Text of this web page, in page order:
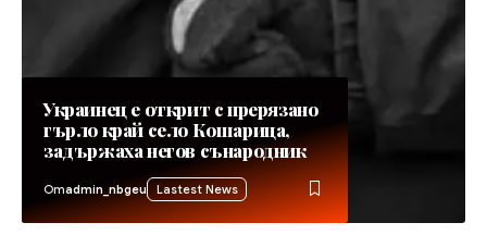
Украинец е открит с прерязано
гърло край село Кошарица,
задържаха негов сънародник
Отadmin_nbgeu Lastest News